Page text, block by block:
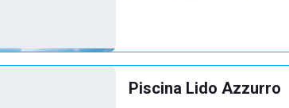
Piscina Lido Azzurro